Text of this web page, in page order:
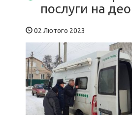
послуги на
02 Лютого 2023